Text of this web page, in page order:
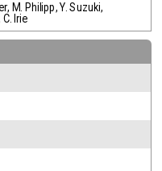
, M. Philipp,Y. Suzuki,
C. Irie